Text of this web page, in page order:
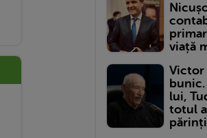
viață
Victor
lui,
totul